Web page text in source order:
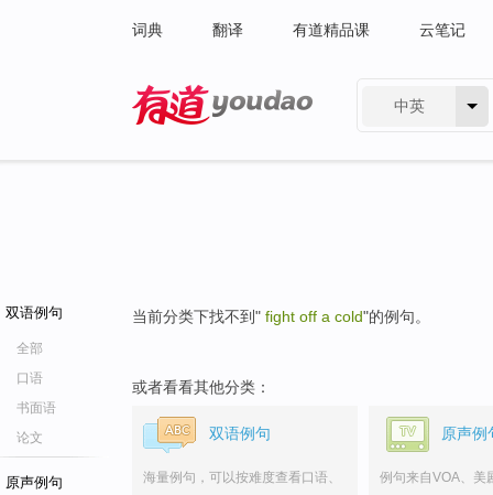
词典 翻译 有道精品课 云笔记
中英
双语例句
全部
口语
书面语
论文
原声例句
当前分类下找不到" fight off a cold"的例句。
或者看看其他分类：
双语例句
海量例句，可以按难度查看口语、
原声例
例句来自VOA、美